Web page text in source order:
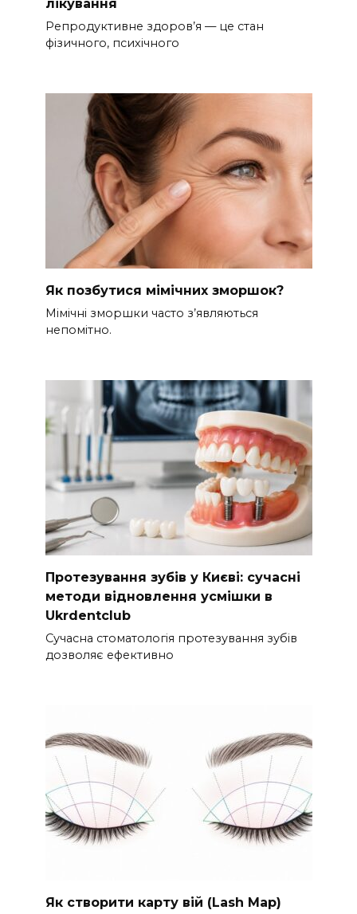
лікування
Репродуктивне здоров’я — це стан
фізичного, психічного
Як позбутися мімічних зморшок?
Мімічні зморшки часто з’являються
непомітно.
Протезування зубів у Києві: сучасні
методи відновлення усмішки в
Ukrdentclub
Сучасна стоматологія протезування зубів
дозволяє ефективно
Як створити карту вій (Lash Map)